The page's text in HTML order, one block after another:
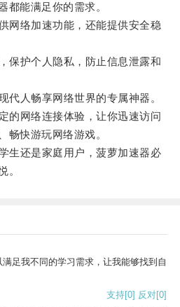
都能满足你的需求。
络加速功能，还能提供安全稳
护个人隐私，防止信息泄露和
人畅享网络世界的专属神器。
网络连接体验，让你迅速访问
畅快游玩网络游戏。
还是家庭用户，菠萝加速器必
。
足我不同的学习需求，让我能够找到自
支持[0] 反对[0]